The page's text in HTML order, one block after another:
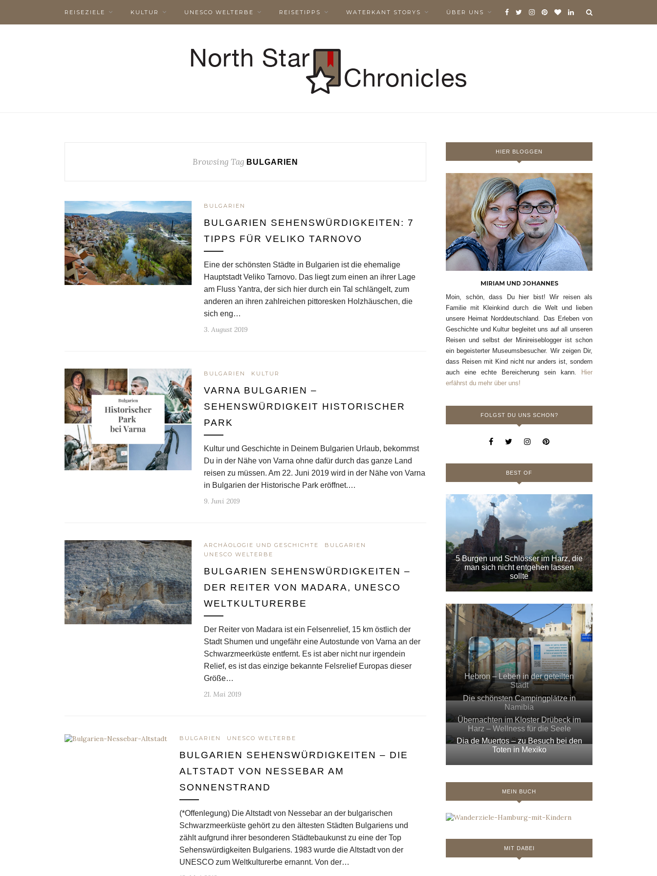
REISEZIELE KULTUR UNESCO WELTERBE REISETIPPS WATERKANT STORYS ÜBER UNS
Browsing Tag BULGARIEN
BULGARIEN
BULGARIEN SEHENSWÜRDIGKEITEN: 7
TIPPS FÜR VELIKO TARNOVO
Eine der schönsten Städte in Bulgarien ist die ehemalige
Hauptstadt Veliko Tarnovo. Das liegt zum einen an ihrer Lage
am Fluss Yantra, der sich hier durch ein Tal schlängelt, zum
anderen an ihren zahlreichen pittoresken Holzhäuschen, die
sich eng…
3. August 2019
BULGARIEN KULTUR
VARNA BULGARIEN –
SEHENSWÜRDIGKEIT HISTORISCHER
PARK
Kultur und Geschichte in Deinem Bulgarien Urlaub, bekommst
Du in der Nähe von Varna ohne dafür durch das ganze Land
reisen zu müssen. Am 22. Juni 2019 wird in der Nähe von Varna
in Bulgarien der Historische Park eröffnet.…
9. Juni 2019
ARCHÄOLOGIE UND GESCHICHTE
BULGARIEN
UNESCO WELTERBE
BULGARIEN SEHENSWÜRDIGKEITEN –
DER REITER VON MADARA, UNESCO
WELTKULTURERBE
Der Reiter von Madara ist ein Felsenrelief, 15 km östlich der
Stadt Shumen und ungefähr eine Autostunde von Varna an der
Schwarzmeerküste entfernt. Es ist aber nicht nur irgendein
Relief, es ist das einzige bekannte Felsrelief Europas dieser
Größe…
21. Mai 2019
BULGARIEN UNESCO WELTERBE
BULGARIEN SEHENSWÜRDIGKEITEN – DIE
ALTSTADT VON NESSEBAR AM
SONNENSTRAND
(*Offenlegung) Die Altstadt von Nessebar an der bulgarischen
Schwarzmeerküste gehört zu den ältesten Städten Bulgariens und
zählt aufgrund ihrer besonderen Städtebaukunst zu eine der Top
Sehenswürdigkeiten Bulgariens. 1983 wurde die Altstadt von der
UNESCO zum Weltkulturerbe ernannt. Von der…
HIER BLOGGEN
MIRIAM UND JOHANNES
Moin, schön, dass Du hier bist! Wir reisen als
Familie mit Kleinkind durch die Welt und lieben
unsere Heimat Norddeutschland. Das Erleben von
Geschichte und Kultur begleitet uns auf all unseren
Reisen und selbst der Minireiseblogger ist schon
ein begeisterter Museumsbesucher. Wir zeigen Dir,
dass Reisen mit Kind nicht nur anders ist, sondern
auch eine echte Bereicherung sein kann.
Hier
erfährst du mehr über uns!
FOLGST DU UNS SCHON?
BEST OF
5 Burgen und Schlösser im Harz, die
man sich nicht entgehen lassen
sollte
Hebron – Leben in der geteilten
Stadt
Die schönsten Campingplätze in
Namibia
Übernachten im Kloster Drübeck im
Harz – Wellness für die Seele
Dia de Muertos – zu Besuch bei den
Toten in Mexiko
MEIN BUCH
MIT DABEI